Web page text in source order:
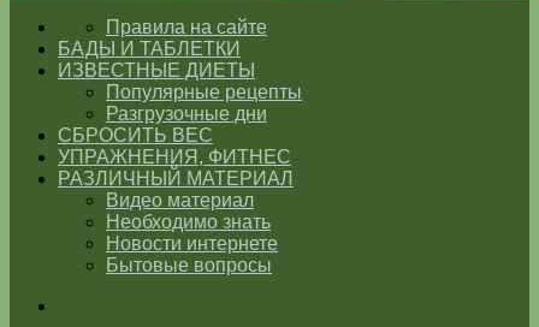
ГЛАВНАЯПравила на сайте
БАДЫ И ТАБЛЕТКИ
ИЗВЕСТНЫЕ ДИЕТЫ
Популярные рецепты
Разгрузочные дни
СБРОСИТЬ ВЕС
УПРАЖНЕНИЯ, ФИТНЕС
РАЗЛИЧНЫЙ МАТЕРИАЛ
Видео материал
Необходимо знать
Новости интернете
Бытовые вопросы